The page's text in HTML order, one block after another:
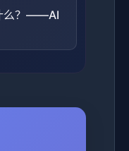
么？——AI